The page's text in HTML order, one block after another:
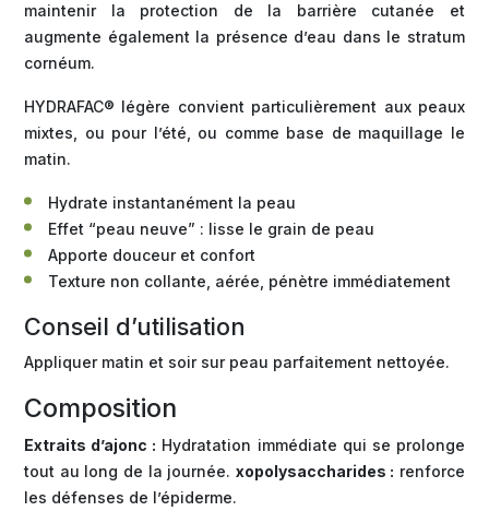
maintenir la protection de la barrière cutanée et
augmente également la présence d’eau dans le stratum
cornéum.
HYDRAFAC® légère convient particulièrement aux peaux
mixtes, ou pour l’été, ou comme base de maquillage le
matin.
Hydrate instantanément la peau
Effet “peau neuve” : lisse le grain de peau
Apporte douceur et confort
Texture non collante, aérée, pénètre immédiatement
Conseil d’utilisation
Appliquer matin et soir sur peau parfaitement nettoyée.
Composition
Extraits d’ajonc : Hydratation immédiate qui se prolonge
tout au long de la journée. xopolysaccharides : renforce
les défenses de l’épiderme.